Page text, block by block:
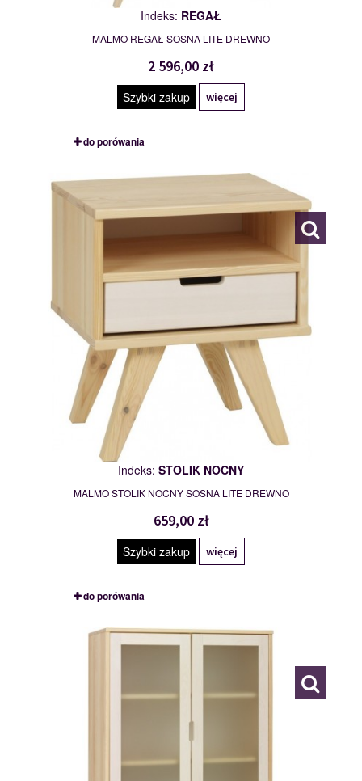
Indeks: REGAŁ
MALMO REGAŁ SOSNA LITE DREWNO
2 596,00 zł
Szybki zakup więcej
do porówania
Indeks: STOLIK NOCNY
MALMO STOLIK NOCNY SOSNA LITE DREWNO
659,00 zł
Szybki zakup więcej
do porówania
WITRYNA
118319